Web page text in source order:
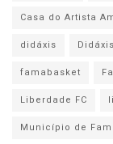
Casa do Artista
didáxis
famabasket
Liberdade FC
Município de